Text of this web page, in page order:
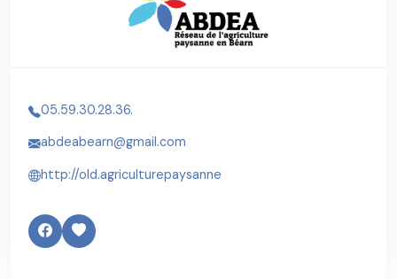
05.59.30.28.36.
abdeabearn@gmail.com
http://old.agriculturepaysanne